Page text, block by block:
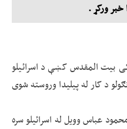
خبر ورکړ .
بیت المقدس کښې د اسرائیلو
د کار له پیلیدا وروسته شوی
عباس وویل له اسرائیلو سره